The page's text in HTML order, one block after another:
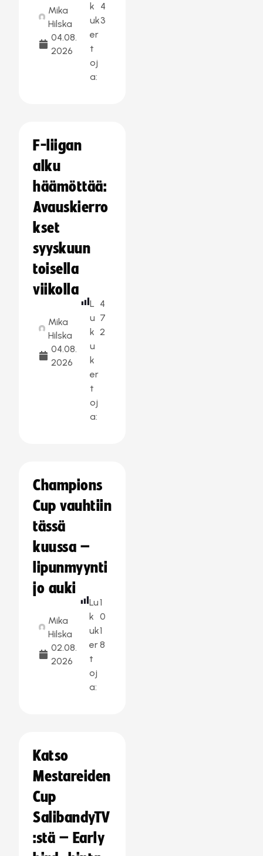
Mika
Hilska
04.08.
2026
k
uk
er
t
oj
a:
4
3
F-liigan
alku
häämöttää:
Avauskierro
kset
syyskuun
toisella
viikolla
Mika
Hilska
04.08.
2026
L
u
k
u
k
er
t
oj
a:
4
7
2
Champions
Cup vauhtiin
tässä
kuussa –
lipunmyynti
jo auki
Mika
Hilska
02.08.
2026
Lu
k
uk
er
t
oj
a:
1
0
1
8
Katso
Mestareiden
Cup
SalibandyTV
:stä – Early